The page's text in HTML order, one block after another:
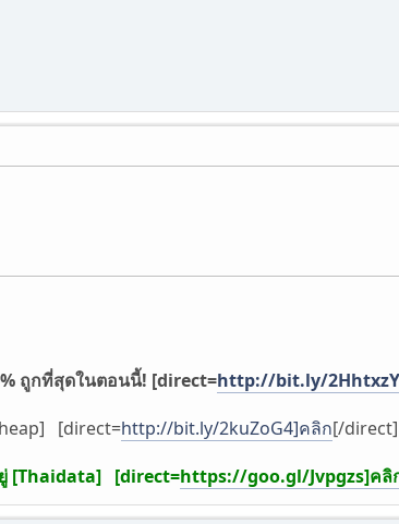
ถูกที่สุดในตอนนี้! [direct=http://bit.ly/
[direct=http://bit.ly/2kuZoG4]คลิก[/direct]
[Thaidata] [direct=https://goo.gl/Jvpgzs]คลิ